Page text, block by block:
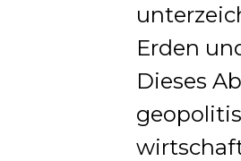
Erden
Dieses